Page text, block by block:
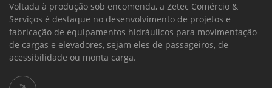
Voltada à produção sob encomenda, a Zetec Comércio &
Serviços é destaque no desenvolvimento de projetos e
fabricação de equipamentos hidráulicos para movimentação
de cargas e elevadores, sejam eles de passageiros, de
acessibilidade ou monta carga.